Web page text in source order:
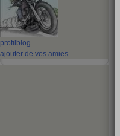
profil blog
ajouter de vos amies